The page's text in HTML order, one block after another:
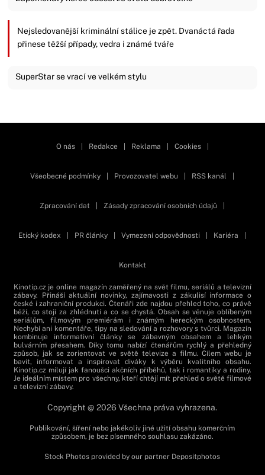
Nejsledovanější kriminální stálice je zpět. Dvanáctá řada
přinese těžší případy, vedra i známé tváře
SuperStar se vrací ve velkém stylu
O nás Redakce Reklama Cookies
Všeobecné podmínky Provozovatel webu RSS kanál
Zpracování dat Zásady zpracování osobních údajů
Etický kodex PR články Vymezení odpovědnosti Kariéra
Kontakt
Kinotip.cz je online magazín zaměřený na svět filmu, seriálů a televizní
zábavy. Přináší aktuální novinky, zajímavosti z zákulisí informace o
české i zahraniční produkci. Čtenáři zde najdou přehled toho, co právě
běží, co stojí za zhlédnutí a co se chystá. Obsah se věnuje oblíbeným
seriálům, filmovým premiérám i známým hereckým osobnostem.
Nechybí ani komentáře, tipy na sledování a rozhovory s tvůrci. Magazín
kombinuje informativní články se zábavným obsahem a lehkým
bulvárním přesahem. Díky tomu nabízí čtenářům rychlý a přehledný
způsob, jak se zorientovat ve světě televize a filmu. Cílem webu je
bavit, informovat a inspirovat diváky k výběru kvalitního obsahu.
Kinotip.cz milují jak fanoušci akčních příběhů, tak i romantiky a rodiny.
Je ideálním místem pro všechny, kteří chtějí mít přehled o světě filmové
a televizní zábavy.
Copyright @ 2026 Všechna práva vyhrazena.
Publikování, šíření nebo jakékoliv jiné užití obsahu komerčním
způsobem, je bez písemného souhlasu zakázáno.
Stock Photos provided by our partner Depositphotos